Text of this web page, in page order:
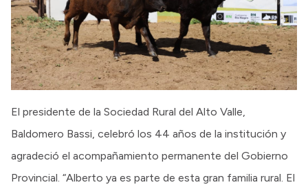
El presidente de la Sociedad Rural del Alto Valle,
Baldomero Bassi, celebró los 44 años de la institución y
agradeció el acompañamiento permanente del Gobierno
Provincial. “Alberto ya es parte de esta gran familia rural. El